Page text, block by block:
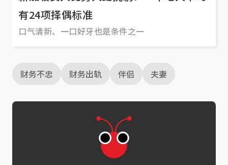
有24项择偶标准
口气清新、一口好牙也是条件之一
财务不忠 财务出轨 伴侣 夫妻